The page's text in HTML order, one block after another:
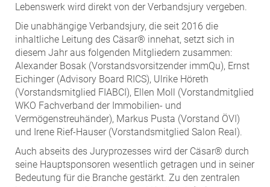
Lebenswerk wird direkt von der Verbandsjury vergeben.
Die unabhängige Verbandsjury, die seit 2016 die
inhaltliche Leitung des Cäsar® innehat, setzt sich in
diesem Jahr aus folgenden Mitgliedern zusammen:
Alexander Bosak (Vorstandsvorsitzender immQu), Ernst
Eichinger (Advisory Board RICS), Ulrike Höreth
(Vorstandsmitglied FIABCI), Ellen Moll (Vorstandmitglied
WKO Fachverband der Immobilien- und
Vermögenstreuhänder), Markus Pusta (Vorstand ÖVI)
und Irene Rief-Hauser (Vorstandsmitglied Salon Real).
Auch abseits des Juryprozesses wird der Cäsar® durch
seine Hauptsponsoren wesentlich getragen und in seiner
Bedeutung für die Branche gestärkt. Zu den zentralen